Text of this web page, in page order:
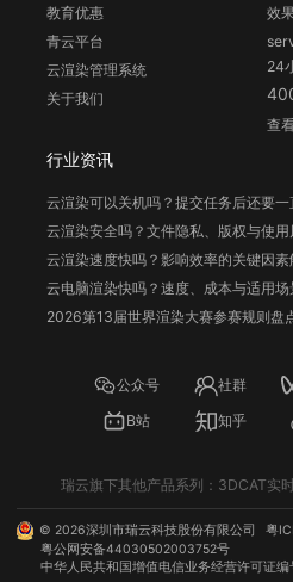
教育优惠
青云平台
云渲染管理系统
关于我们
行业资讯
云渲染安全吗？文件隐私、版权与使
云渲染速度快吗？影响效率的关键因素
云电脑渲染快吗？速度、成本与适用场
效
24
查
公众号 社群
B站
知乎
瑞云旗下其他产品系列： 3DCAT实
© 2026深圳市瑞云科技股份有限公司
粤
粤公网安备44030502003752号
中华人民共和国增值电信业务经营许可证